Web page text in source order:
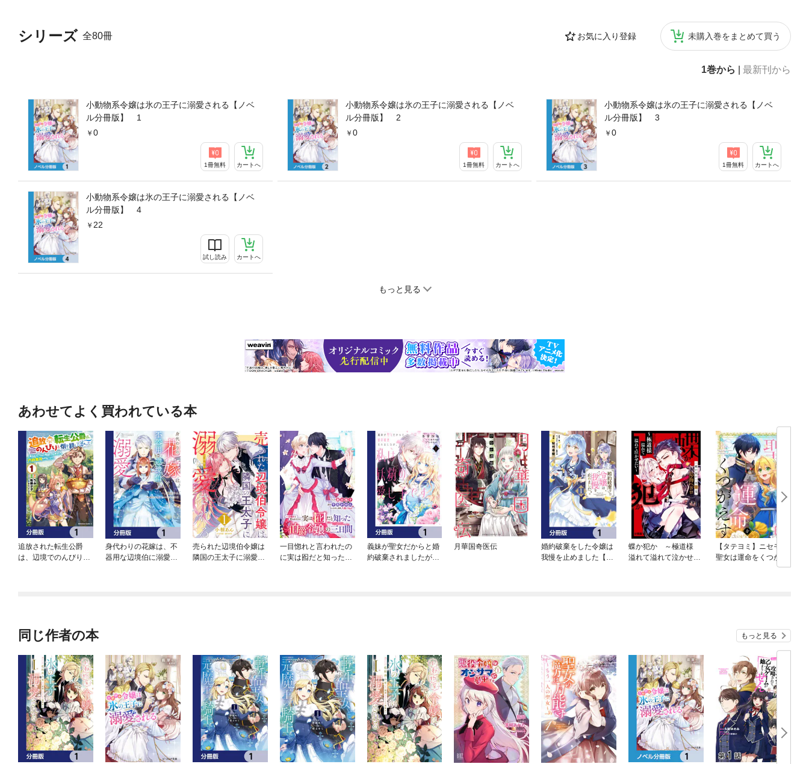
シリーズ 全80冊 お気に入り登録 未購入巻をまとめて買う
1巻から 最新刊から
小動物系令嬢は氷の王子に溺愛される【ノベ
ル分冊版】 1
0
1冊無料 カートへ
小動物系令嬢は氷の王子に溺愛される【ノベ
ル分冊版】 2
0
1冊無料 カートへ
小動物系令嬢は氷の王子に溺愛される【ノベ
ル分冊版】 3
0
1冊無料 カートへ
小動物系令嬢は氷の王子に溺愛される【ノベ
ル分冊版】 4
22
試し読み カートへ
もっと見る
あわせてよく買われている本
追放された転生公爵
は、辺境でのんびりと
身代わりの花嫁は、不
器用な辺境伯に溺愛さ
売られた辺境伯令嬢は
隣国の王太子に溺愛さ
一目惚れと言われたの
に実は囮だと知った伯
義妹が聖女だからと婚
約破棄されましたが、
月華国奇医伝
婚約破棄をした令嬢は
我慢を止めました【分
蝶か犯か ～極道様
溢れて溢れて泣かせた
【タテヨミ】ニセモノ
聖女は運命をくつがえ
同じ作者の本 もっと見る